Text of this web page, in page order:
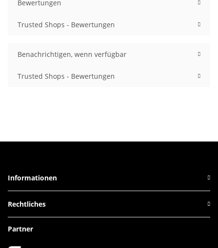
Bewertungen
Trusted Shops - Bewertungen
Benachrichtigen, wenn verfügbar
Trusted Shops - Bewertungen
Informationen
Rechtliches
Partner